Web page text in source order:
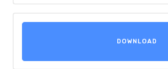
DOWNLOAD